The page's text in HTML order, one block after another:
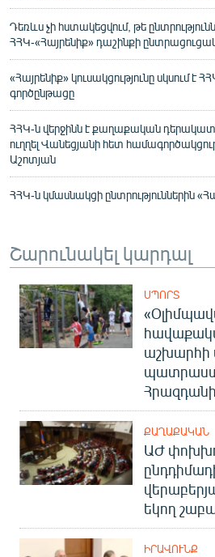
Դեռևս չի հստակեցվում, թե
ՀՀԿ-«Հայրենիք» դաշինքի
«Հայրենիք» կուսակցությունը սկսում է
գործընթացը
ՀՀԿ-ն վերջինն է քաղաքական
ուղղել Վանեցյանի հետ
Աշոտյան
ՀՀԿ-ն կմասնակցի ընտրություններին
Շարունակել կարդալ
ՍՊՈՐՏ
աշխարհի
Հրազդանի
ՔԱՂԱՔԱԿԱՆ
ԱԺ
եկող
ԻՐԱՎՈՒՆՔ